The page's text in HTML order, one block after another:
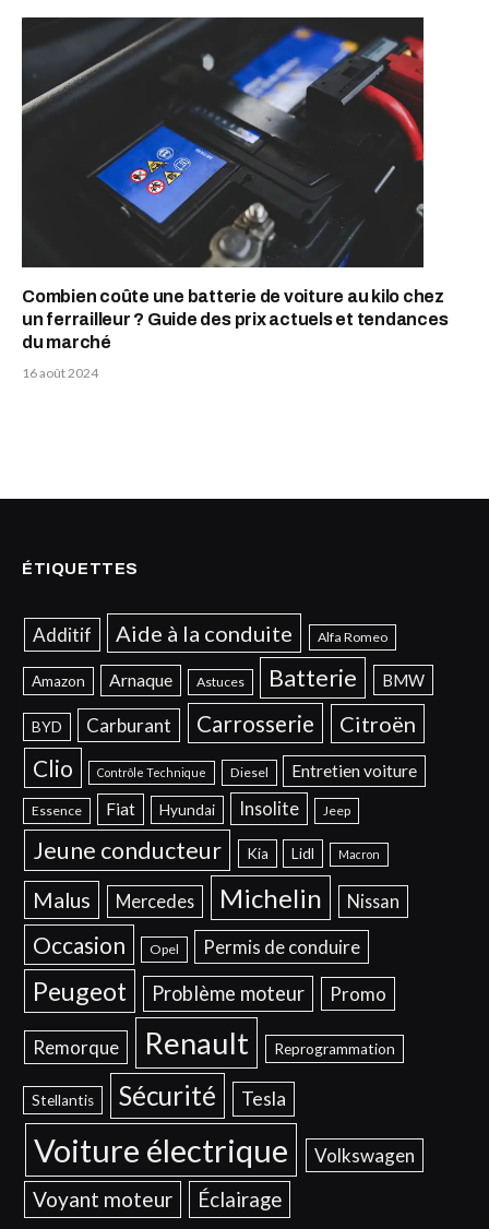
Combien coûte une batterie de voiture au kilo chez
un ferrailleur ? Guide des prix actuels et tendances
du marché
16 août 2024
ÉTIQUETTES
Additif Aide à la conduite Alfa Romeo
Amazon Arnaque Astuces Batterie BMW
BYD Carburant Carrosserie Citroën
Clio Contrôle Technique Diesel Entretien voiture
Essence Fiat Hyundai Insolite Jeep
Jeune conducteur Kia Lidl Macron
Malus Mercedes Michelin Nissan
Occasion Opel Permis de conduire
Peugeot Problème moteur Promo
Remorque Renault Reprogrammation
Stellantis Sécurité Tesla
Voiture électrique Volkswagen
Voyant moteur Éclairage